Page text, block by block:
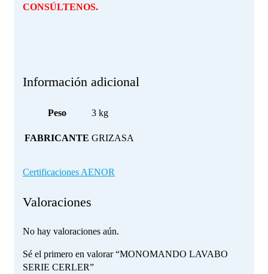
CONSÚLTENOS.
Información adicional
Peso 3 kg
FABRICANTE GRIZASA
Certificaciones AENOR
Valoraciones
No hay valoraciones aún.
Sé el primero en valorar “MONOMANDO LAVABO
SERIE CERLER”